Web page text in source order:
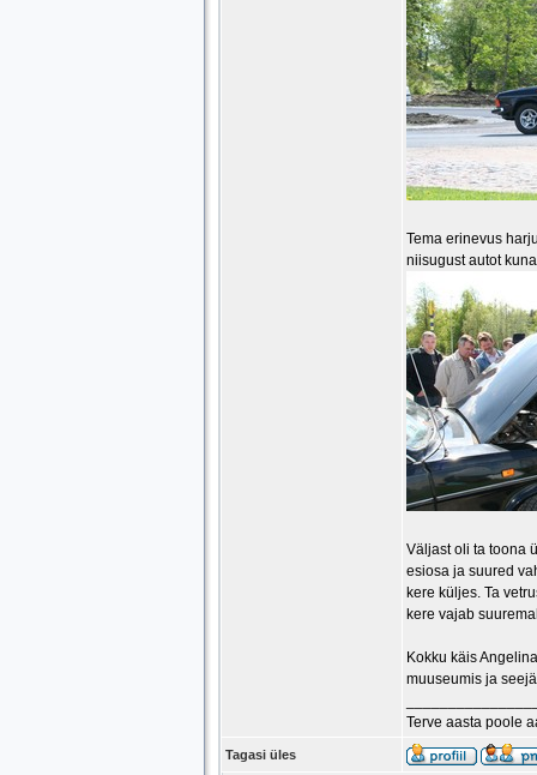
Tema erinevus
niisugust autot
Väljast oli ta toona
esiosa ja suured
kere küljes. Ta
kere vajab
Kokku käis
muuseumis ja
Terve aasta poole
Tagasi üles